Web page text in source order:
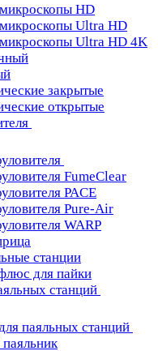
HD
Ultra HD
Ultra HD 4K
закрытые
открытые
FumeClear
PACE
Pure-Air
WARP
станции
для пайки
станций
паяльных станций